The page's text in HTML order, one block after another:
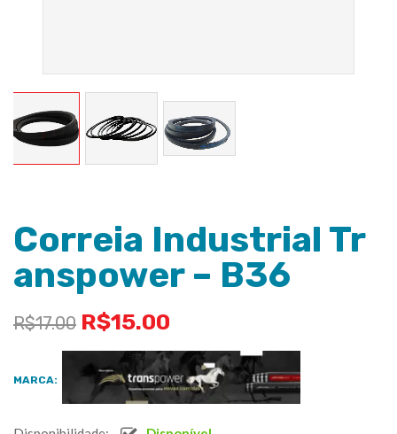
Correia Industrial Tr
anspower – B36
R$17.00 R$15.00
MARCA: